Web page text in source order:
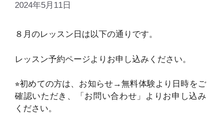
2024年5月11日
８月のレッスン日は以下の通りです。
レッスン予約ページよりお申し込みください。
⭐︎初めての方は、お知らせ→無料体験より日時をご
確認いただき、「お問い合わせ」よりお申し込み
ください。